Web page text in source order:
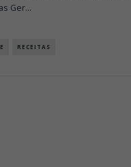
Ger...
RECEITAS